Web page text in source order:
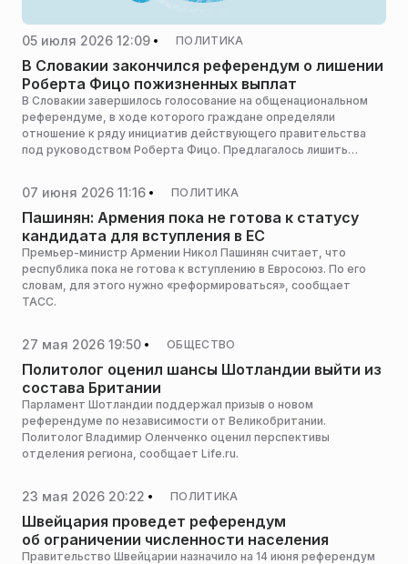
05 июля 2026 12:09 ПОЛИТИКА
В Словакии закончился референдум о лишении
Роберта Фицо пожизненных выплат
В Словакии завершилось голосование на общенациональном
референдуме, в ходе которого граждане определяли
отношение к ряду инициатив действующего правительства
под руководством Роберта Фицо. Предлагалось лишить
07 июня 2026 11:16 ПОЛИТИКА
Пашинян: Армения пока не готова к статусу
кандидата для вступления в ЕС
Премьер-министр Армении Никол Пашинян считает, что
республика пока не готова к вступлению в Евросоюз. По его
словам, для этого нужно «реформироваться», сообщает
ТАСС.
27 мая 2026 19:50 ОБЩЕСТВО
Политолог оценил шансы Шотландии выйти из
состава Британии
Парламент Шотландии поддержал призыв о новом
референдуме по независимости от Великобритании.
Политолог Владимир Оленченко оценил перспективы
отделения региона, сообщает Life.ru.
23 мая 2026 20:22 ПОЛИТИКА
Швейцария проведет референдум
об ограничении численности населения
Правительство Швейцарии назначило на 14 июня референдум